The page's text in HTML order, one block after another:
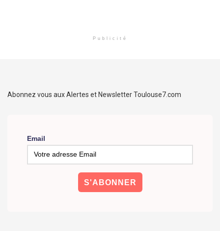
Publicité
Abonnez vous aux Alertes et Newsletter Toulouse7.com
Email